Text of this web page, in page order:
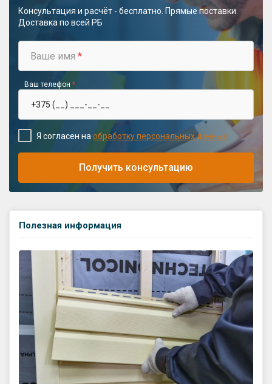
Консультация и расчёт - бесплатно. Прямые поставки.
Доставка по всей РБ
Ваше имя *
Ваш телефон *
Получить консультацию
Я согласен наобработку персональных данных
Полезная информация